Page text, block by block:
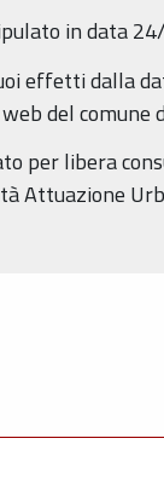
in data
effetti dalla
del comune
per libera
Attuazione